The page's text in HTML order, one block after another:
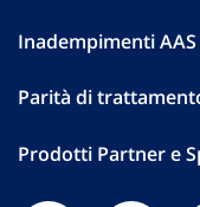
Inadempimenti AAS
Parità di
Prodotti Partner e